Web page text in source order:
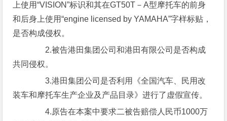
上使用“VISION”标识和其在GT50T－A型摩托车的前身
和后身上使用“engine licensed by YAMAHA”字样标贴，
是否构成侵权。
2.被告港田集团公司和港田有限公司是否构成
共同侵权。
3.港田集团公司是否利用《全国汽车、民用改
装车和摩托车生产企业及产品目录》进行了虚假宣传。
4.原告在本案中要求二被告赔偿人民币1000万